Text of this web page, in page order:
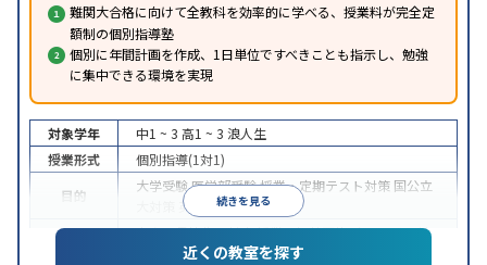
難関大合格に向けて全教科を効率的に学べる、授業料が完全定
額制の個別指導塾
個別に年間計画を作成、1日単位ですべきことも指示し、勉強
に集中できる環境を実現
続きを見る
対象学年 中1 ~ 3 高1 ~ 3 浪人生
授業形式
個別指導(1対1)
目的
大学受験医学部受験授業・定期テスト対策 国公立
英検(英語検定)対策
中高一貫校生に対応授業の振替可能オンライン対
自習室あり
近くの教室を探す